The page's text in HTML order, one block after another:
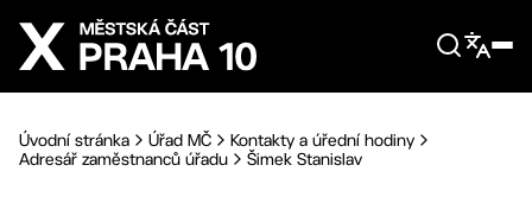
Přejít na hlavní obsah
Úvodní stránka Úřad MČ
Kontakty a úřední hodiny
Adresář zaměstnanců úřadu
Šimek Stanislav